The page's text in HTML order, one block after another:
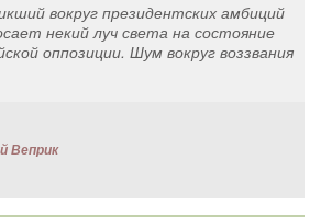
вокруг президентских амбиций
некий луч света на состояние
оппозиции. Шум вокруг воззвания
Веприк